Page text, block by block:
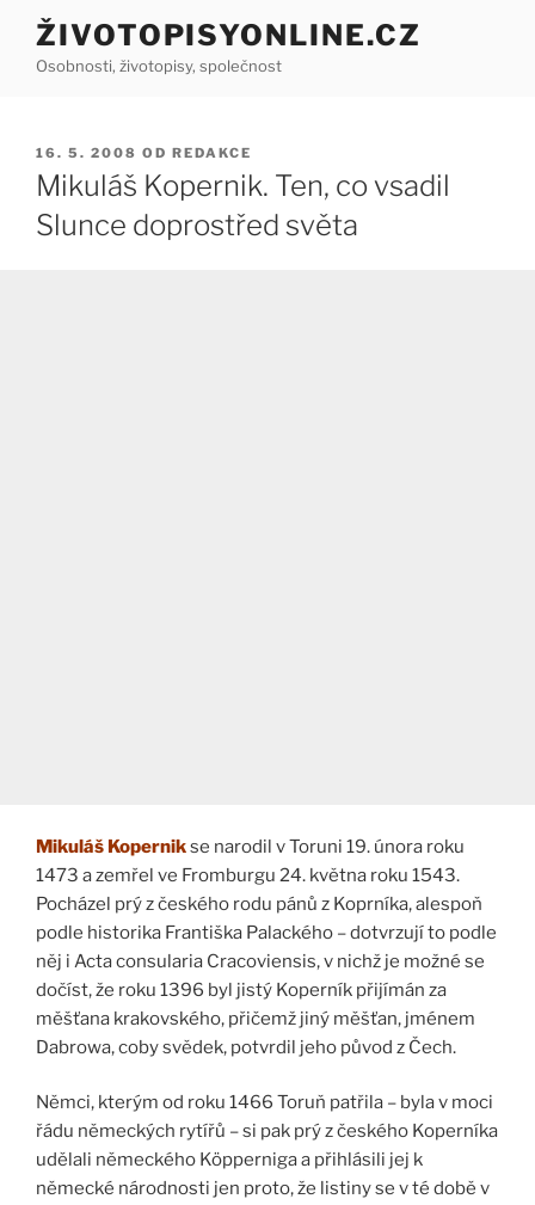
Přejít
obsahu
ŽIVOTOPISYONLINE.CZ
Osobnosti, životopisy, společnost
PUBLIKOVÁNO
16. 5. 2008 OD REDAKCE
Mikuláš Kopernik. Ten, co vsadil
Slunce doprostřed světa
Mikuláš Kopernikse narodil v Toruni 19. února roku
1473 a zemřel ve Fromburgu 24. května roku 1543.
Pocházel prý z českého rodu pánů z Koprníka, alespoň
podle historika Františka Palackého – dotvrzují to podle
něj i Acta consularia Cracoviensis, v nichž je možné se
dočíst, že roku 1396 byl jistý Koperník přijímán za
měšťana krakovského, přičemž jiný měšťan, jménem
Dabrowa, coby svědek, potvrdil jeho původ z Čech.
Němci, kterým od roku 1466 Toruň patřila – byla v moci
řádu německých rytířů – si pak prý z českého Koperníka
udělali německého Köpperniga a přihlásili jej k
německé národnosti jen proto, že listiny se v té době v